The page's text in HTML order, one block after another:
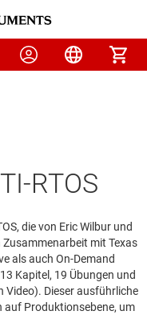
RTOS
die von Eric Wilbur und
mit Texas
als auch On-Demand
Kapitel, 19 Übungen und
Video). Dieser ausführliche
auf Produktionsebene, um